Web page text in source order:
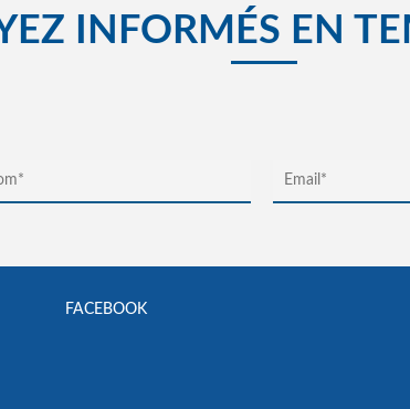
INFORMÉS EN
FACEBOOK